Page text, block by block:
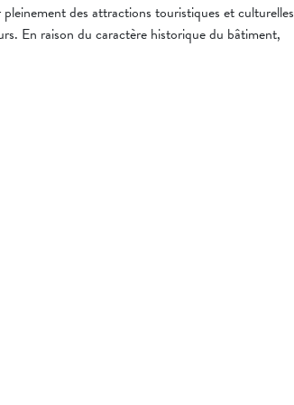
des attractions touristiques et culturelles
En raison du caractère historique du bâtiment,